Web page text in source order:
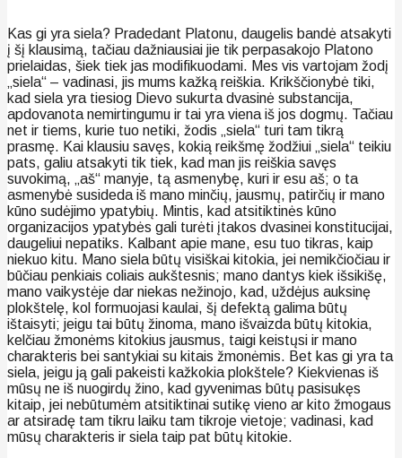
Kas gi yra siela? Pradedant Platonu, daugelis bandė atsakyti
į šį klausimą, tačiau dažniausiai jie tik perpasakojo Platono
prielaidas, šiek tiek jas modifikuodami. Mes vis vartojam žodį
„siela“ – vadinasi, jis mums kažką reiškia. Krikščionybė tiki,
kad siela yra tiesiog Dievo sukurta dvasinė substancija,
apdovanota nemirtingumu ir tai yra viena iš jos dogmų. Tačiau
net ir tiems, kurie tuo netiki, žodis „siela“ turi tam tikrą
prasmę. Kai klausiu savęs, kokią reikšmę žodžiui „siela“ teikiu
pats, galiu atsakyti tik tiek, kad man jis reiškia savęs
suvokimą, „aš“ manyje, tą asmenybę, kuri ir esu aš; o ta
asmenybė susideda iš mano minčių, jausmų, patirčių ir mano
kūno sudėjimo ypatybių. Mintis, kad atsitiktinės kūno
organizacijos ypatybės gali turėti įtakos dvasinei konstitucijai,
daugeliui nepatiks. Kalbant apie mane, esu tuo tikras, kaip
niekuo kitu. Mano siela būtų visiškai kitokia, jei nemikčiočiau ir
būčiau penkiais coliais aukštesnis; mano dantys kiek išsikišę,
mano vaikystėje dar niekas nežinojo, kad, uždėjus auksinę
plokštelę, kol formuojasi kaulai, šį defektą galima būtų
ištaisyti; jeigu tai būtų žinoma, mano išvaizda būtų kitokia,
kelčiau žmonėms kitokius jausmus, taigi keistųsi ir mano
charakteris bei santykiai su kitais žmonėmis. Bet kas gi yra ta
siela, jeigu ją gali pakeisti kažkokia plokštele? Kiekvienas iš
mūsų ne iš nuogirdų žino, kad gyvenimas būtų pasisukęs
kitaip, jei nebūtumėm atsitiktinai sutikę vieno ar kito žmogaus
ar atsiradę tam tikru laiku tam tikroje vietoje; vadinasi, kad
mūsų charakteris ir siela taip pat būtų kitokie.